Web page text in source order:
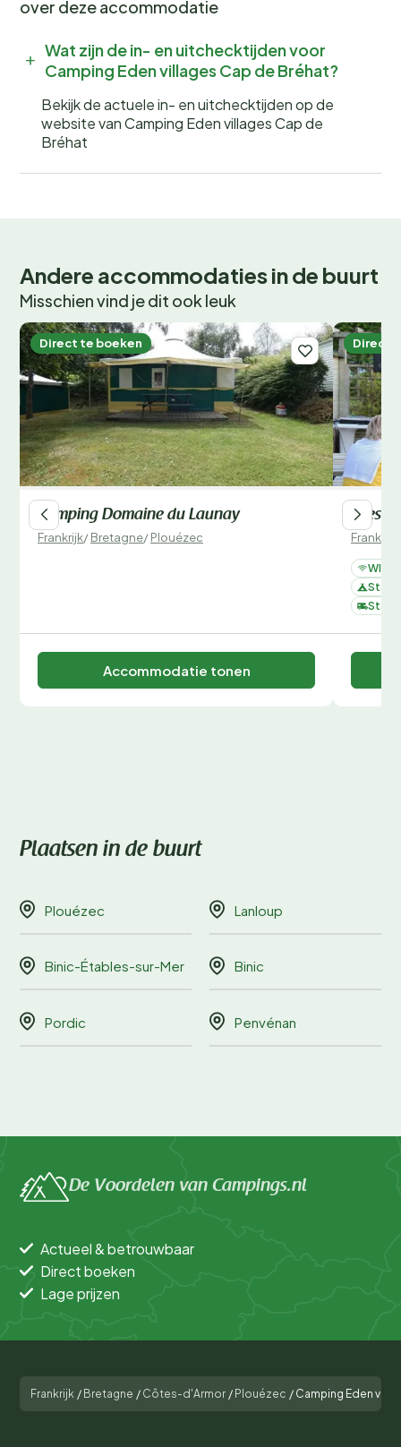
vogels en de geur van verse broodjes? Boek nu jouw
onvergetelijke kampeervakantie! Wees er snel bij, want
populaire periodes zijn snel volgeboekt.
over deze accommodatie
Wat zijn de in- en uitchecktijden voor
Camping Eden villages Cap de Bréhat?
Bekijk de actuele in- en uitchecktijden op de
website van Camping Eden villages Cap de
Bréhat
Andere accommodaties in de buurt
Misschien vind je dit ook leuk
Direct te boeken
Camping Domaine du Launay
Frankrijk/Bretagne/Plouézec
Accommodatie tonen
Direct
Sites
Frankrijk
WIFI
Plaatsen in de buurt
Plouézec Lanloup
Binic-Étables-sur-Mer Binic
Pordic Penvénan
De Voordelen van Campings.nl
Actueel & betrouwbaar
Direct boeken
Lage prijzen
Frankrijk / Bretagne / Côtes-d'Armor / Plouézec / Camping Eden